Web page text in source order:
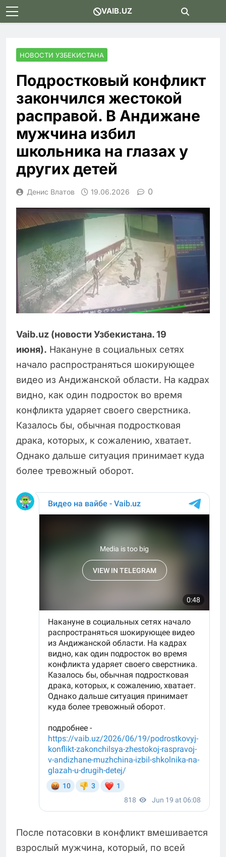
Skip
to
VAIB.UZ
НОВОСТИ УЗБЕКИСТАНА
Подростковый конфликт
закончился жестокой
расправой. В Андижане
мужчина избил
школьника на глазах у
других детей
Денис Влатов 19.06.2026 0
Vaib.uz (новости Узбекистана. 19
июня). Накануне в социальных сетях
начало распространяться шокирующее
видео из Андижанской области. На кадрах
видно, как один подросток во время
конфликта ударяет своего сверстника.
Казалось бы, обычная подростковая
драка, которых, к сожалению, хватает.
Однако дальше ситуация принимает куда
более тревожный оборот.
После потасовки в конфликт вмешивается
взрослый мужчина, который, по всей